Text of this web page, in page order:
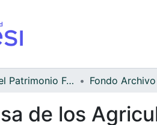
Archivo del Patrimonio Fotográfico y Fílmico del Valle del Cauca
de los